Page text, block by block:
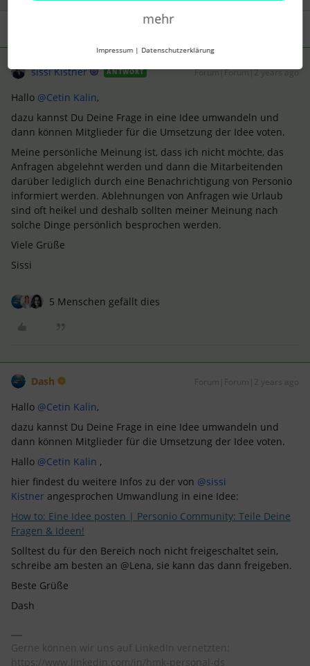
sissi Kistner ANTWORT Forum|Forum|2 years ago
Hallo @Cetin Kalin,
dazu kannst Du Deine Frage in eine Idee umwandeln und
dann können Mitglieder für die Umsetzung der Idee voten.
Meine persönliche Meinung ist, dass ich nicht möchte, das
Anfragen abgelehnt werden und dann die Mitarbeitenden
darüber lediglich durch eine Benachrichtigung von Personio
informiert werden. Ablehnungen von Anfragen wie Urlaub
sind oft heikel und deshalb sollten meiner Meinung nach
solche Dinge persönlich besprochen werden.
Viele Grüße
Sissi
5 Menschen gefällt dies
Dash Forum|Forum|2 years ago
Hallo @Cetin Kalin,
dazu kannst Du Deine Frage in eine Idee umwandeln und
dann können Mitglieder für die Umsetzung der Idee voten.
Hallo @Cetin Kalin ,
hier findest du weitere Infos zu der von @sissi
Kistner angesprochen Umwandlung in eine Idee:
How to: Eine Idee posten | Personio Community: Teile Deine
Fragen & Ideen!
Solltest du für den Bereich noch nicht freigeschaltet sein,
schreibe am besten an @Lena, sie kann das dann freigeben.
Beste Grüße
Dash
Gerne können wir uns auf LinkedIn vernetzten:
https://www.linkedin.com/in/hmk-personal-ds
mehr
Impressum | Datenschutzerklärung